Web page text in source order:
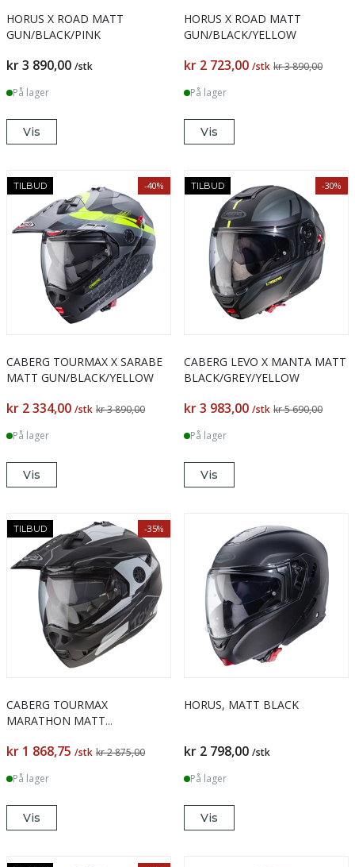
HORUS X ROAD MATT
GUN/BLACK/PINK
kr 3 890,00 /stk
På lager
Vis
HORUS X ROAD MATT
GUN/BLACK/YELLOW
kr 2 723,00 /stk kr 3 890,00
På lager
Vis
TILBUD -40%
CABERG TOURMAX X SARABE
MATT GUN/BLACK/YELLOW
kr 2 334,00 /stk kr 3 890,00
På lager
Vis
TILBUD -30%
CABERG LEVO X MANTA MATT
BLACK/GREY/YELLOW
kr 3 983,00 /stk kr 5 690,00
På lager
Vis
TILBUD -35%
CABERG TOURMAX
MARATHON MATT
kr 1 868,75 /stk kr 2 875,00
På lager
Vis
HORUS, MATT BLACK
kr 2 798,00 /stk
På lager
Vis